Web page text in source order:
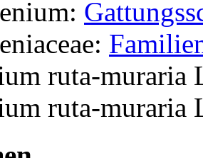
ruta-muraria
ruta-muraria